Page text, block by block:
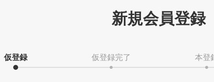
新規会員登録
仮登録 仮登録完了 本登